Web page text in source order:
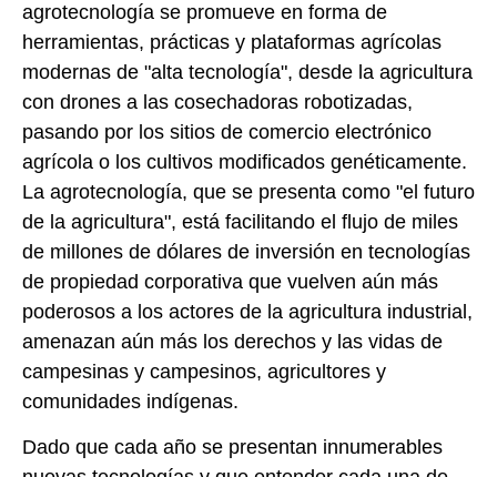
agrotecnología se promueve en forma de
herramientas, prácticas y plataformas agrícolas
modernas de "alta tecnología", desde la agricultura
con drones a las cosechadoras robotizadas,
pasando por los sitios de comercio electrónico
agrícola o los cultivos modificados genéticamente.
La agrotecnología, que se presenta como "el futuro
de la agricultura", está facilitando el flujo de miles
de millones de dólares de inversión en tecnologías
de propiedad corporativa que vuelven aún más
poderosos a los actores de la agricultura industrial,
amenazan aún más los derechos y las vidas de
campesinas y campesinos, agricultores y
comunidades indígenas.
Dado que cada año se presentan innumerables